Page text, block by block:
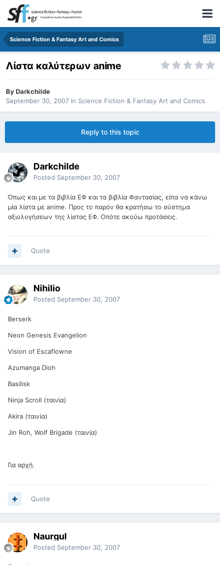
Science Fiction & Fantasy Art and Comics
Λίστα καλύτερων anime
ByDarkchilde
September 30, 2007 in Science Fiction & Fantasy Art and Comics
Reply to this topic
Darkchilde
Posted September 30, 2007
Όπως και με τα βιβλία ΕΦ και τα βιβλία Φαντασίας, είπα να κάνω
μία λίστα με anime. Προς το παρόν θα κρατήσω το σύστημα
αξιολογήσεων της λίστας ΕΦ. Οπότε ακούω προτάσεις.
Quote
Nihilio
Posted September 30, 2007
Berserk
Neon Genesis Evangelion
Vision of Escaflowne
Azumanga Dioh
Basilisk
Ninja Scroll (ταινία)
Akira (ταινία)
Jin Roh, Wolf Brigade (ταινία)
Για αρχή.
Quote
Naurgul
Posted September 30, 2007